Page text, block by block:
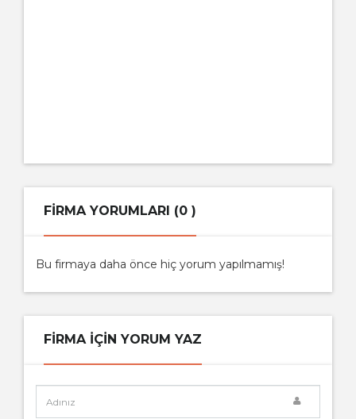
FIRMA YORUMLARI (0 )
Bu firmaya daha önce hiç yorum yapılmamış!
FIRMA IÇIN YORUM YAZ